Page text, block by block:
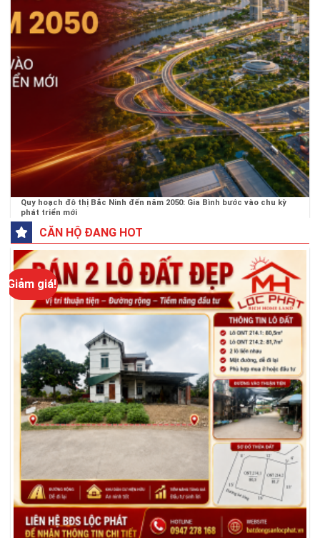
Quy hoạch đô thị Bắc Ninh đến năm 2050: Gia Bình bước vào chu kỳ
phát triển mới
CĂN HỘ ĐANG HOT
Giảm giá!